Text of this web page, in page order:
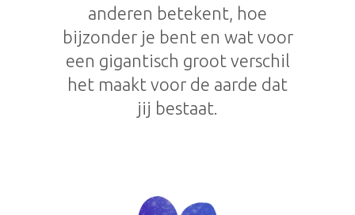
anderen betekent, hoe
bijzonder je bent en wat voor
een gigantisch groot verschil
het maakt voor de aarde dat
jij bestaat.